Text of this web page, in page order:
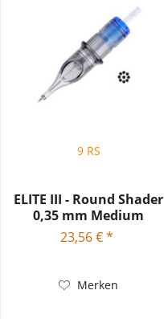
9 RS
ELITE III - Round Shader
0,35 mm Medium
Taper...
23,56 € *
Merken